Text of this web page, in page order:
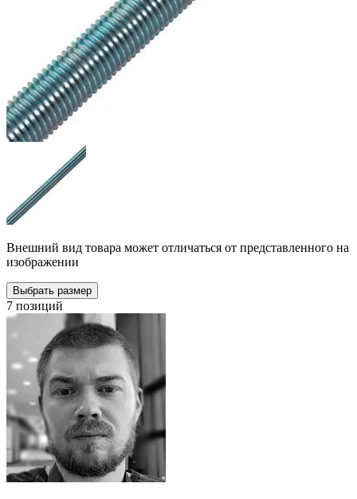
Внешний вид товара может отличаться от представленного на
изображении
Выбрать размер
7 позиций